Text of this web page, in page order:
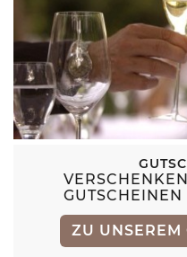
GUTSCHEINEN
ZU UNSEREM